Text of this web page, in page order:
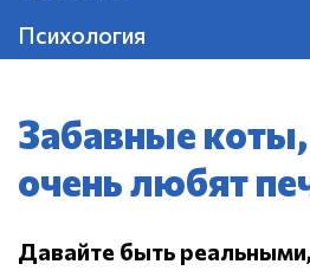
Психология
Забавные
очень любят
Давайте быть